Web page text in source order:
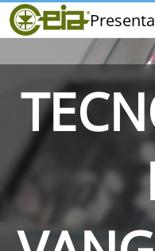
Home
CEIA
Ferias y Eventos
THS/PH210